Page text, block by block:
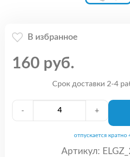
В избранное
160 руб.
Срок доставки 2-4
- +
отпускается кратно
Артикул: